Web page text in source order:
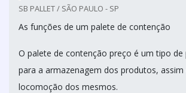
SB PALLET / SÃO PAULO - SP
As funções de um palete de contenção
O palete de contenção preço é um tipo
para a armazenagem dos produtos,
locomoção dos mesmos.